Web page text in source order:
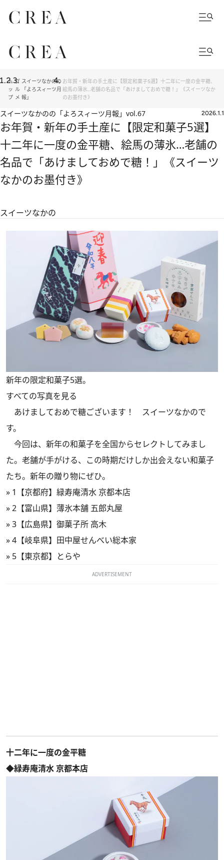
ト
ッ
プ
グ
ル
メ
スイーツなかのの
「よろスィーツ月
報」
お年賀・新年の手土産に【限定和菓子5選】十二年に一度の金平糖、
絵馬の薄氷…老舗の名品で「あけましておめで糖！」《スイーツなか
のお墨付き》
スイーツなかのの「よろスィーツ月報」 vol.67 2026.1.1
お年賀・新年の手土産に【限定和菓子5選】
十二年に一度の金平糖、絵馬の薄氷…老舗の
名品で「あけましておめで糖！」《スイーツ
なかのお墨付き》
スイーツなかの
新年の限定和菓子5選。
すべての写真を見る
あけましておめで糖ございます！ スイーツなかので
す。
今回は、新年の和菓子を全国からセレクトしてみまし
た。老舗が手がける、この時期だけしか出会えない和菓子
たち。新年の贈り物にぜひ。
» 1【京都府】緑寿庵清水 京都本店
»2【富山県】薄氷本舗 五郎丸屋
»3【広島県】御菓子所 高木
»4【岐阜県】田中屋せんべい総本家
» 5【東京都】とらや
ADVERTISEMENT
十二年に一度の金平糖
◆緑寿庵清水 京都本店